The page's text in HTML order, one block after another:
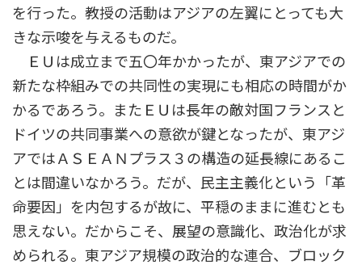
を行った。教授の活動はアジアの左翼にとっても大
きな示唆を与えるものだ。
ＥＵは成立まで五〇年かかったが、東アジアでの
新たな枠組みでの共同性の実現にも相応の時間がか
かるであろう。またＥＵは長年の敵対国フランスと
ドイツの共同事業への意欲が鍵となったが、東アジ
アではＡＳＥＡＮプラス３の構造の延長線にあるこ
とは間違いなかろう。だが、民主主義化という「革
命要因」を内包するが故に、平穏のままに進むとも
思えない。だからこそ、展望の意識化、政治化が求
められる。東アジア規模の政治的な連合、ブロック